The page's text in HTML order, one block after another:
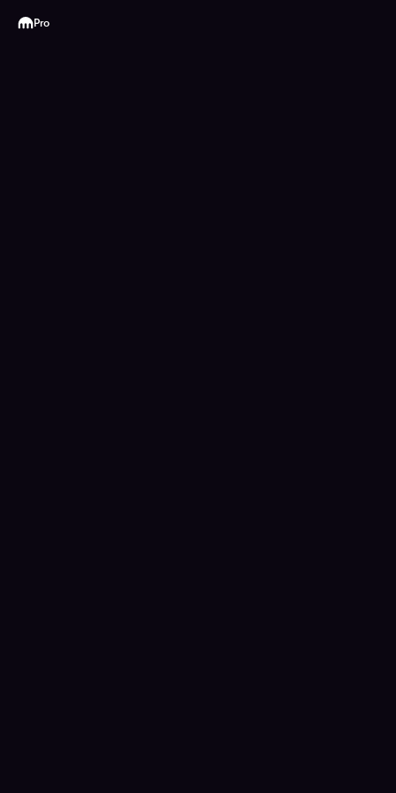
Kraken
Pro